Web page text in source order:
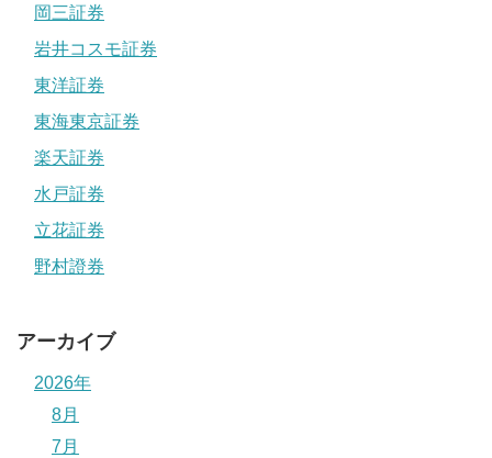
岡三証券
岩井コスモ証券
東洋証券
東海東京証券
楽天証券
水戸証券
立花証券
野村證券
アーカイブ
2026年
8月
7月